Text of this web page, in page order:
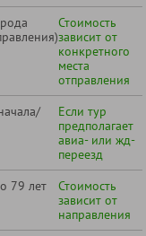
Стоимость
зависит от
конкретного
места
отправления
Если тур
предполагает
авиа- или жд-
переезд
79 лет
Стоимость
зависит от
направления